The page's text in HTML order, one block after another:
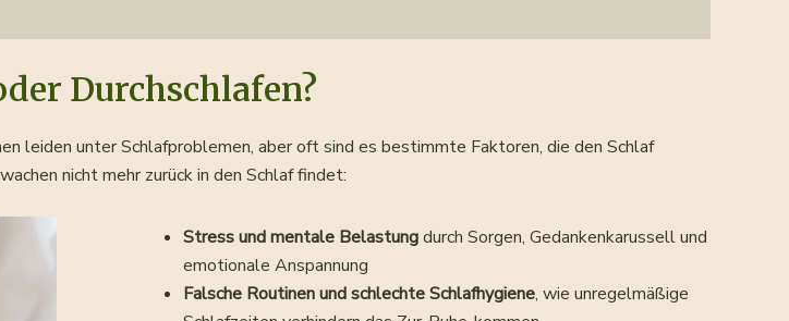
Durchschlafen?
leiden unter Schlafproblemen, aber oft sind es bestimmte Faktoren, die den Schlaf
nicht mehr zurück in den Schlaf findet:
Stress und mentale Belastungdurch Sorgen, Gedankenkarussell und
emotionale Anspannung
Falsche Routinen und schlechte Schlafhygiene, wie unregelmäßige